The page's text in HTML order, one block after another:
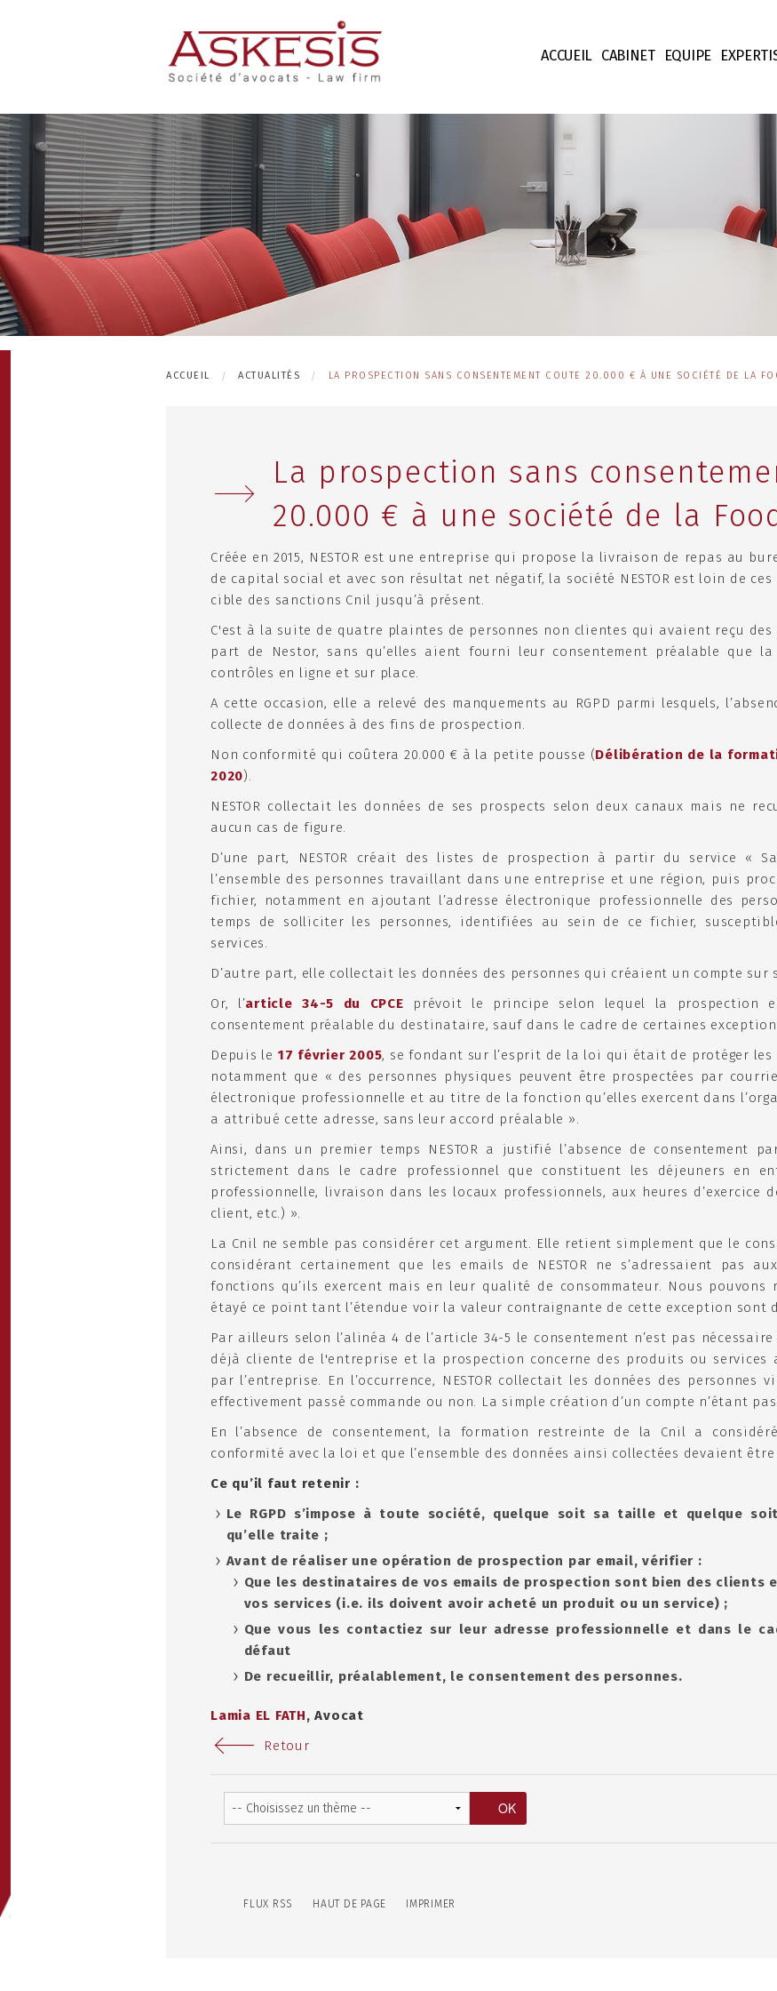
ACCUEIL CABINET
Honoraires
EQUIPE
Collaborateurs &
Droit
Droit
ACCUEIL ACTUALITÉS LA PROSPECTION SANS CONSENTEMENT COUTE 20.000 € À UNE SOCIÉTÉ DE LA
La prospection sans
20.000 € à une société de la
Créée en 2015, NESTOR est une entreprise qui propose la livraison de repas au
de capital social et avec son résultat net négatif, la société NESTOR est loin de
cible des sanctions Cnil jusqu’à présent.
C'est à la suite de quatre plaintes de personnes non clientes qui avaient reçu
part de Nestor, sans qu’elles aient fourni leur consentement préalable que
contrôles en ligne et sur place.
A cette occasion, elle a relevé des manquements au RGPD parmi lesquels,
collecte de données à des fins de prospection.
Non conformité qui coûtera 20.000 € à la petite pousse (Délibération de la
2020).
NESTOR collectait les données de ses prospects selon deux canaux mais ne
aucun cas de figure.
D’une part, NESTOR créait des listes de prospection à partir du service «
l’ensemble des personnes travaillant dans une entreprise et une région, puis
fichier, notamment en ajoutant l’adresse électronique professionnelle des
temps de solliciter les personnes, identifiées au sein de ce fichier,
services.
D’autre part, elle collectait les données des personnes qui créaient un compte
Or, l’article 34-5 du CPCE prévoit le principe selon lequel la prospection
consentement préalable du destinataire, sauf dans le cadre de certaines
Depuis le 17 février 2005, se fondant sur l’esprit de la loi qui était de protéger les
notamment que « des personnes physiques peuvent être prospectées par
électronique professionnelle et au titre de la fonction qu’elles exercent dans
a attribué cette adresse, sans leur accord préalable ».
Ainsi, dans un premier temps NESTOR a justifié l’absence de consentement
strictement dans le cadre professionnel que constituent les déjeuners en
professionnelle, livraison dans les locaux professionnels, aux heures d’exercice
client, etc.) ».
La Cnil ne semble pas considérer cet argument. Elle retient simplement que le
considérant certainement que les emails de NESTOR ne s’adressaient pas
fonctions qu’ils exercent mais en leur qualité de consommateur. Nous pouvons
étayé ce point tant l’étendue voir la valeur contraignante de cette exception sont
Par ailleurs selon l’alinéa 4 de l’article 34-5 le consentement n’est pas
déjà cliente de l'entreprise et la prospection concerne des produits ou services
par l’entreprise. En l’occurrence, NESTOR collectait les données des personnes
effectivement passé commande ou non. La simple création d’un compte n’étant
En l’absence de consentement, la formation restreinte de la Cnil a
conformité avec la loi et que l’ensemble des données ainsi collectées devaient être
Ce qu’il faut retenir :
Le RGPD s’impose à toute société, quelque soit sa taille et quelque
qu’elle traite ;
Avant de réaliser une opération de prospection par email, vérifier :
Que les destinataires de vos emails de prospection sont bien des clients
vos services (i.e. ils doivent avoir acheté un produit ou un service) ;
Que vous les contactiez sur leur adresse professionnelle et dans le
défaut
De recueillir, préalablement, le consentement des personnes.
Lamia EL FATH, Avocat
Retour
FLUX RSS HAUT DE PAGE IMPRIMER